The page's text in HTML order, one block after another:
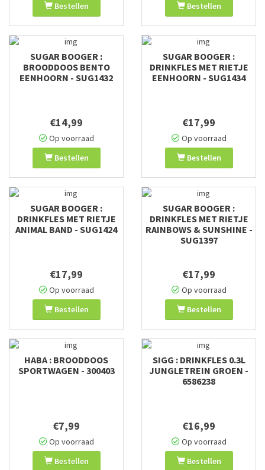
Bestellen
Bestellen
SUGAR BOOGER :
BROODDOOS BENTO
EENHOORN - SUG1432
€14,99
Op voorraad
Bestellen
SUGAR BOOGER :
DRINKFLES MET RIETJE
EENHOORN - SUG1434
€17,99
Op voorraad
Bestellen
SUGAR BOOGER :
DRINKFLES MET RIETJE
ANIMAL BAND - SUG1424
€17,99
Op voorraad
Bestellen
SUGAR BOOGER :
DRINKFLES MET RIETJE
RAINBOWS & SUNSHINE -
SUG1397
€17,99
Op voorraad
Bestellen
HABA : BROODDOOS
SPORTWAGEN - 300403
€7,99
Op voorraad
Bestellen
SIGG : DRINKFLES 0.3L
JUNGLETREIN GROEN -
6586238
€16,99
Op voorraad
Bestellen